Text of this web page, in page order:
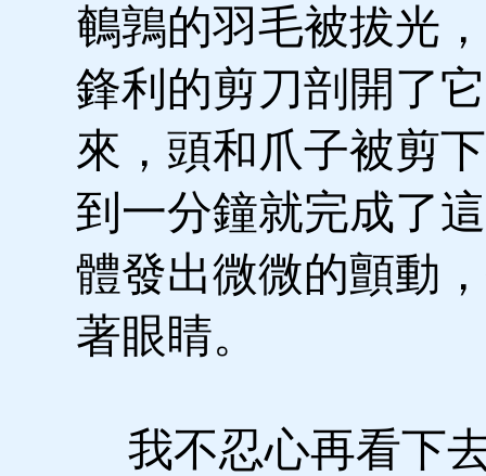
鵪鶉的羽毛被拔光
鋒利的剪刀剖開了
來，頭和爪子被剪
到一分鐘就完成了
體發出微微的顫動
著眼睛。
我不忍心再看下